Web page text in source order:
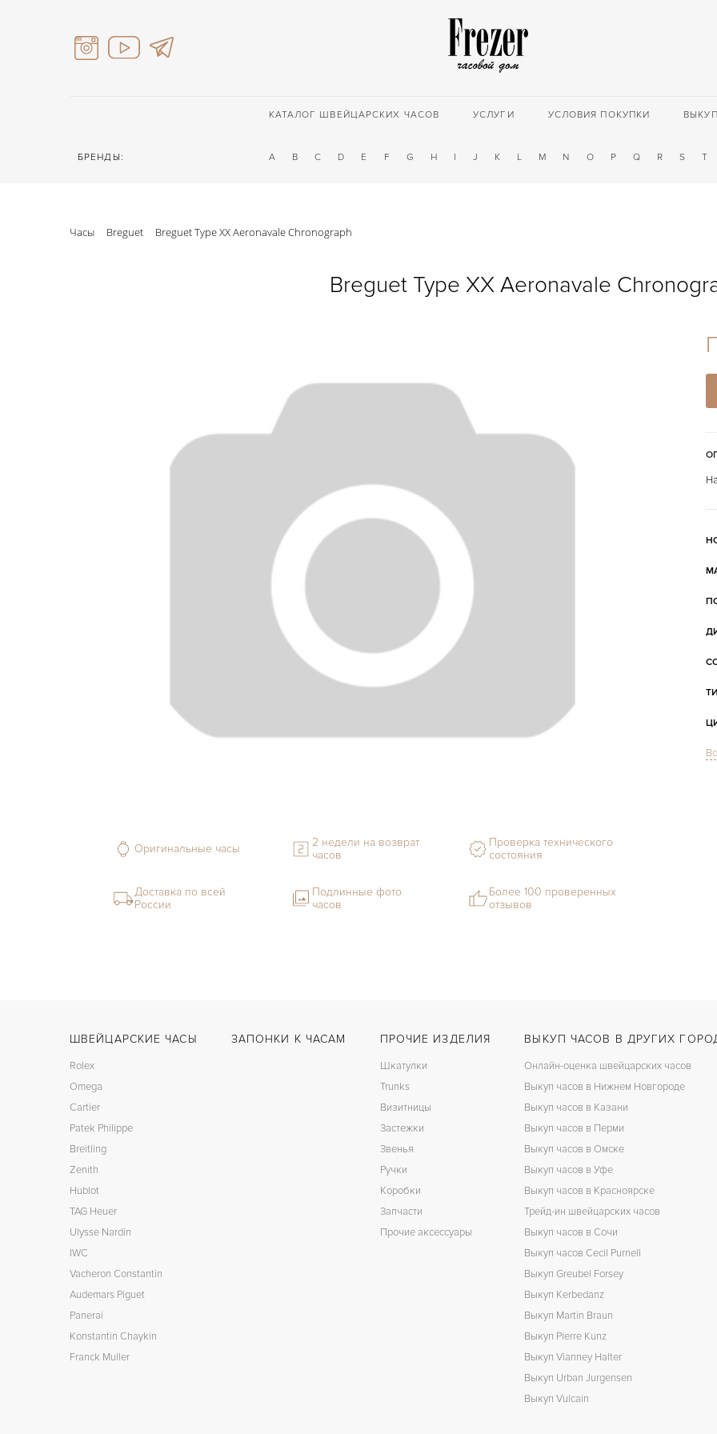
КАТАЛОГ ШВЕЙЦАРСКИХ ЧАСОВ УСЛУГИ УСЛОВИЯ ПОКУПКИ ВЫКУП
БРЕНДЫ: A B C D E F G H I J K L M N O P Q R S T
Часы Breguet Breguet Type XX Aeronavale Chronograph
Breguet Type XX Aeronavale
Оригинальные часы
2 недели на возврат
часов
Проверка технического
состояния
Доставка по всей
России
Подлинные фото
часов
Более 100 проверенных
отзывов
ШВЕЙЦАРСКИЕ ЧАСЫ
Rolex
Omega
Cartier
Patek Philippe
Breitling
Zenith
Hublot
TAG Heuer
Ulysse Nardin
IWC
Vacheron Constantin
Audemars Piguet
Panerai
Konstantin Chaykin
Franck Muller
ЗАПОНКИ К ЧАСАМ ПРОЧИЕ ИЗДЕЛИЯ
Шкатулки
Trunks
Визитницы
Застежки
Звенья
Ручки
Коробки
Запчасти
Прочие аксессуары
ВЫКУП ЧАСОВ В ДРУГИХ
Онлайн-оценка швейцарских часов
Выкуп часов в Нижнем Новгороде
Выкуп часов в Казани
Выкуп часов в Перми
Выкуп часов в Омске
Выкуп часов в Уфе
Выкуп часов в Красноярске
Трейд-ин швейцарских часов
Выкуп часов в Сочи
Выкуп часов Cecil Purnell
Выкуп Greubel Forsey
Выкуп Kerbedanz
Выкуп Martin Braun
Выкуп Pierre Kunz
Выкуп Vianney Halter
Выкуп Urban Jurgensen
Выкуп Vulcain